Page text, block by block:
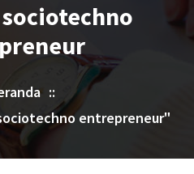
::
entrepreneur"